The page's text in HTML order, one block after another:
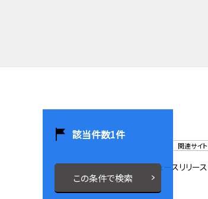
該当件数1件
この条件で検索
関連サイト
会社概要 採用情報 ニュースリリース